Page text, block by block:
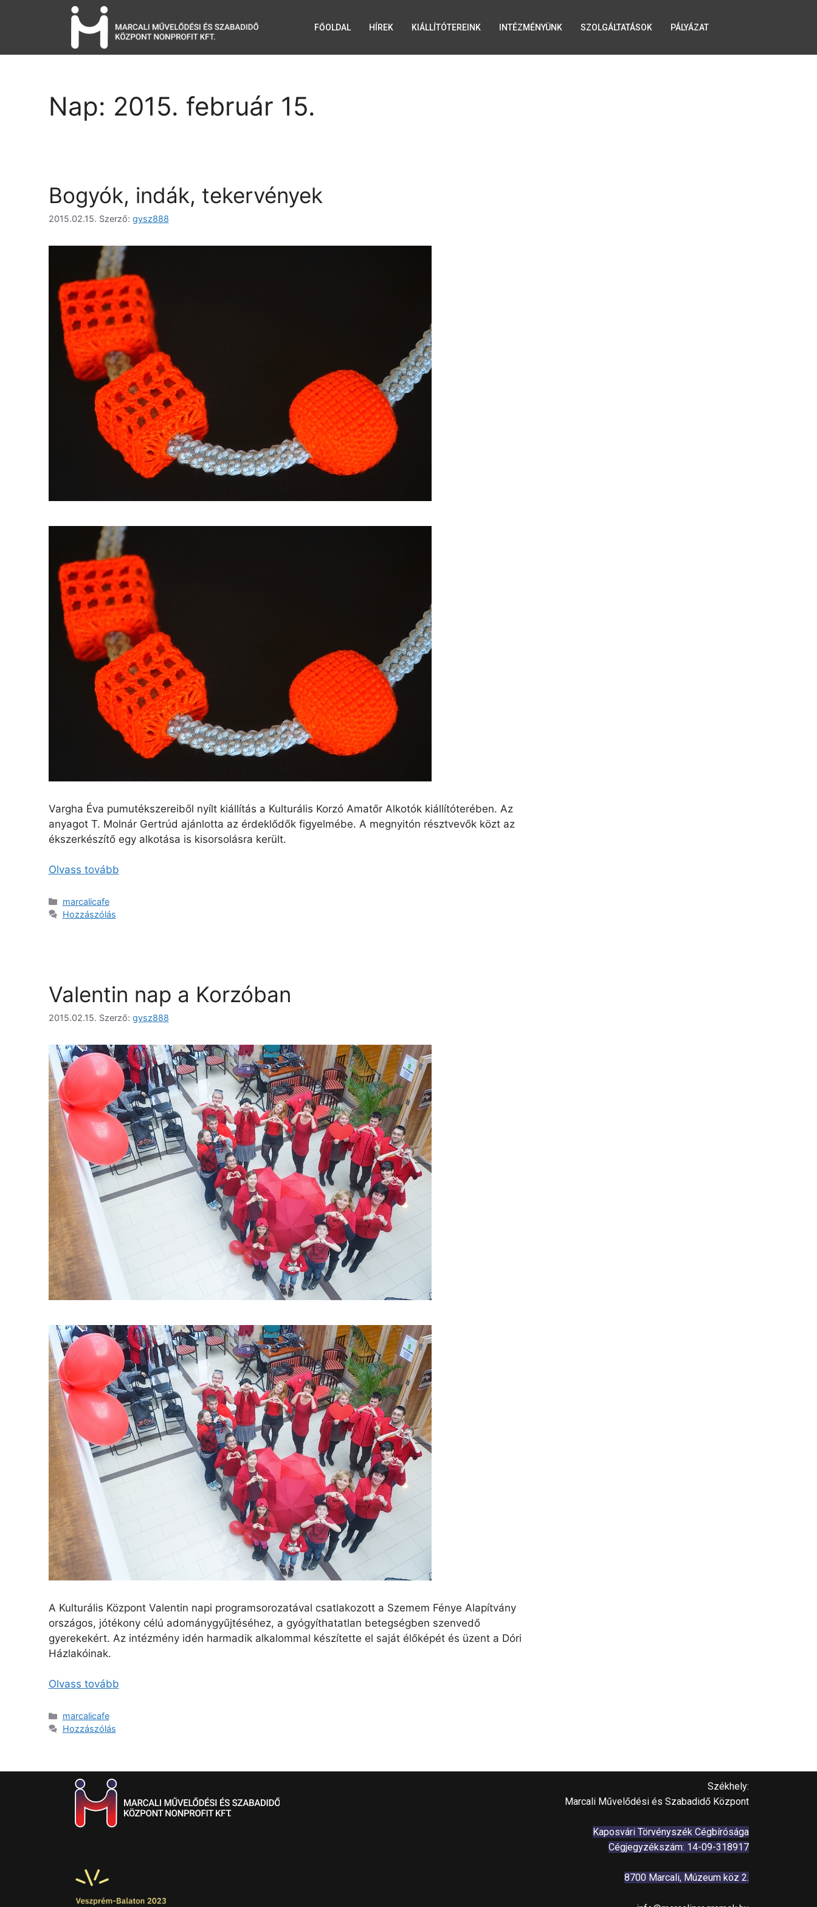
FŐOLDAL HÍREK KIÁLLÍTÓTEREINK INTÉZMÉNYÜNK SZOLGÁLTATÁSOK PÁLYÁZAT
Nap: 2015. február 15.
Bogyók, indák, tekervények
2015.02.15. Szerző: gysz888
Vargha Éva pumutékszereiből nyílt kiállítás a Kulturális Korzó Amatőr Alkotók kiállítóterében. Az
anyagot T. Molnár Gertrúd ajánlotta az érdeklődők figyelmébe. A megnyitón résztvevők közt az
ékszerkészítő egy alkotása is kisorsolásra került.
Olvass tovább
marcalicafe
Hozzászólás
Valentin nap a Korzóban
2015.02.15. Szerző: gysz888
A Kulturális Központ Valentin napi programsorozatával csatlakozott a Szemem Fénye Alapítvány
országos, jótékony célú adománygyűjtéséhez, a gyógyíthatatlan betegségben szenvedő
gyerekekért. Az intézmény idén harmadik alkalommal készítette el saját élőképét és üzent a Dóri
Házlakóinak.
Olvass tovább
marcalicafe
Hozzászólás
Székhely:
Marcali Művelődési és Szabadidő Központ
Kaposvári Törvényszék Cégbírósága
Cégjegyzékszám: 14-09-318917
8700 Marcali, Múzeum köz 2.